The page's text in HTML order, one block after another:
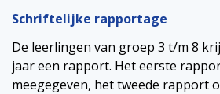
Schriftelijke rapportage
De leerlingen van groep 3 t/m 8
jaar een rapport. Het eerste
meegegeven, het tweede rapport